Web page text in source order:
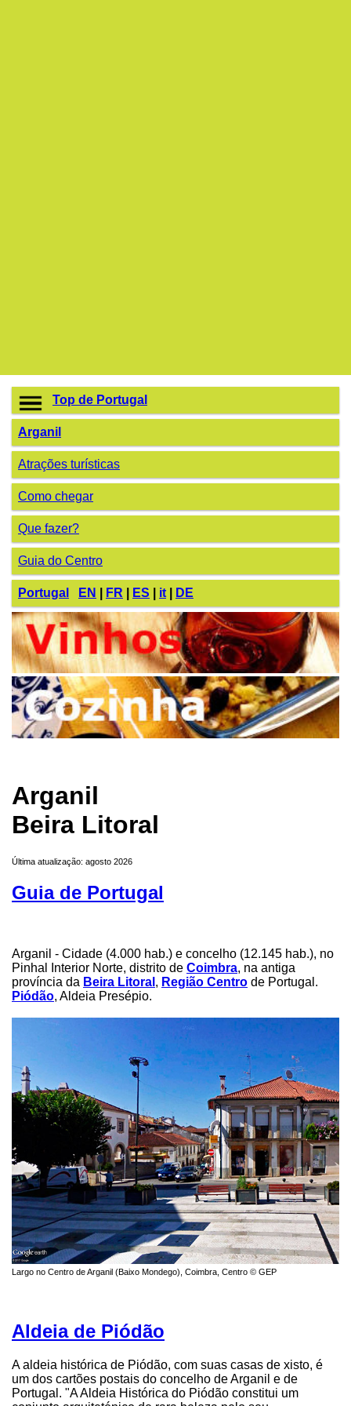
Top de Portugal
Arganil
Atrações turísticas
Como chegar
Que fazer?
Guia do Centro
Portugal EN FR ES it DE
Arganil
Beira Litoral
Última atualização: agosto 2026
Guia de Portugal
Arganil - Cidade (4.000 hab.) e concelho (12.145 hab.), no
Pinhal Interior Norte, distrito de Coimbra, na antiga
província da Beira Litoral , Região Centro de Portugal.
Piódão, Aldeia Presépio.
Largo no Centro de Arganil (Baixo Mondego), Coimbra, Centro © GEP
Aldeia de Piódão
A aldeia histórica de Piódão, com suas casas de xisto, é
um dos cartões postais do concelho de Arganil e de
Portugal. "A Aldeia Histórica do Piódão constitui um